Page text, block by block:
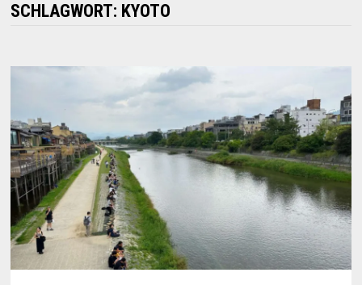
SCHLAGWORT: KYOTO